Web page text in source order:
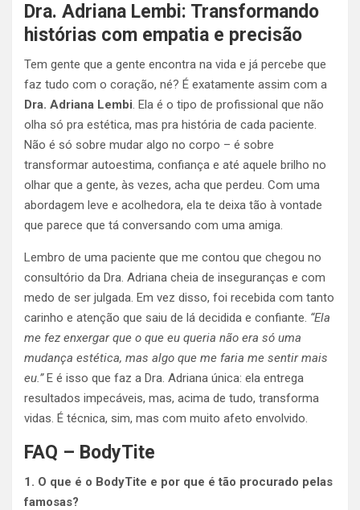
Dra. Adriana Lembi: Transformando
histórias com empatia e precisão
Tem gente que a gente encontra na vida e já percebe que
faz tudo com o coração, né? É exatamente assim com a
Dra. Adriana Lembi. Ela é o tipo de profissional que não
olha só pra estética, mas pra história de cada paciente.
Não é só sobre mudar algo no corpo – é sobre
transformar autoestima, confiança e até aquele brilho no
olhar que a gente, às vezes, acha que perdeu. Com uma
abordagem leve e acolhedora, ela te deixa tão à vontade
que parece que tá conversando com uma amiga.
Lembro de uma paciente que me contou que chegou no
consultório da Dra. Adriana cheia de inseguranças e com
medo de ser julgada. Em vez disso, foi recebida com tanto
carinho e atenção que saiu de lá decidida e confiante. “Ela
me fez enxergar que o que eu queria não era só uma
mudança estética, mas algo que me faria me sentir mais
eu.”E é isso que faz a Dra. Adriana única: ela entrega
resultados impecáveis, mas, acima de tudo, transforma
vidas. É técnica, sim, mas com muito afeto envolvido.
FAQ – BodyTite
1. O que é o BodyTite e por que é tão procurado pelas
famosas?